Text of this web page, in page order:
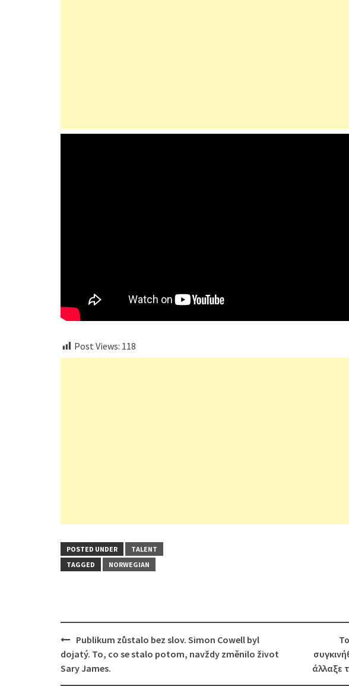
Post Views: 118
POSTED UNDER
TALENT
TAGGED
NORWEGIAN
Post
navigation
Publikum zůstalo bez slov. Simon Cowell byl
dojatý. To, co se stalo potom, navždy změnilo život
Sary James.
άλλαξε